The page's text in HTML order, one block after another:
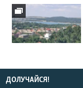
ДОЛУЧАЙСЯ!